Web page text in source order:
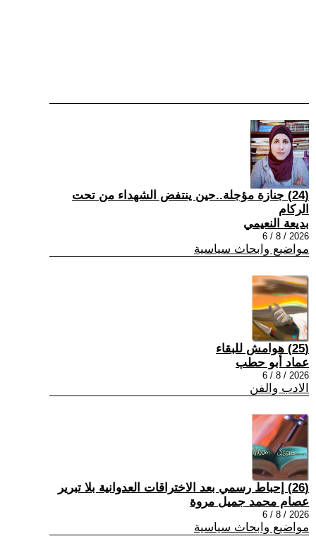
(24) جنازة مؤجلة..حين ينتفض الشهداء من تحت
الركام
بديعة النعيمي
2026 / 8 / 6
مواضيع وابحاث سياسية
(25) هوامش للبقاء
عماد أبو حطب
2026 / 8 / 6
الادب والفن
(26) إحباط رسمي بعد الاختراقات العدوانية بلا تبرير
عصام محمد جميل مروة
2026 / 8 / 6
مواضيع وابحاث سياسية